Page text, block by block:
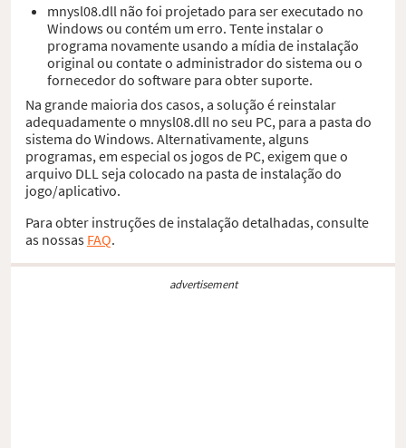
mnysl08.dll não foi projetado para ser executado no
Windows ou contém um erro. Tente instalar o
programa novamente usando a mídia de instalação
original ou contate o administrador do sistema ou o
fornecedor do software para obter suporte.
Na grande maioria dos casos, a solução é reinstalar
adequadamente o mnysl08.dll no seu PC, para a pasta do
sistema do Windows. Alternativamente, alguns
programas, em especial os jogos de PC, exigem que o
arquivo DLL seja colocado na pasta de instalação do
jogo/aplicativo.
Para obter instruções de instalação detalhadas, consulte
as nossas FAQ.
advertisement